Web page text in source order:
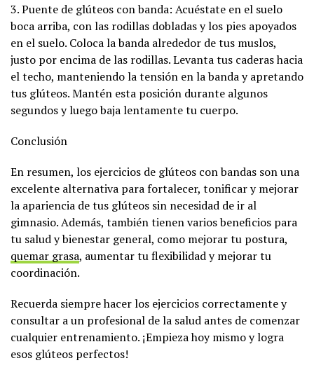
3. Puente de glúteos con banda: Acuéstate en el suelo
boca arriba, con las rodillas dobladas y los pies apoyados
en el suelo. Coloca la banda alrededor de tus muslos,
justo por encima de las rodillas. Levanta tus caderas hacia
el techo, manteniendo la tensión en la banda y apretando
tus glúteos. Mantén esta posición durante algunos
segundos y luego baja lentamente tu cuerpo.
Conclusión
En resumen, los ejercicios de glúteos con bandas son una
excelente alternativa para fortalecer, tonificar y mejorar
la apariencia de tus glúteos sin necesidad de ir al
gimnasio. Además, también tienen varios beneficios para
tu salud y bienestar general, como mejorar tu postura,
quemar grasa, aumentar tu flexibilidad y mejorar tu
coordinación.
Recuerda siempre hacer los ejercicios correctamente y
consultar a un profesional de la salud antes de comenzar
cualquier entrenamiento. ¡Empieza hoy mismo y logra
esos glúteos perfectos!